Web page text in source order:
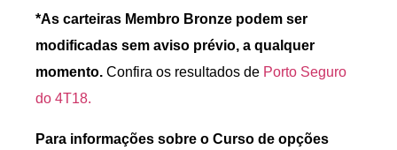
*As carteiras Membro Bronze podem ser
modificadas sem aviso prévio, a qualquer
momento. Confira os resultados de Porto Seguro
do 4T18.
Para informações sobre o Curso de opções